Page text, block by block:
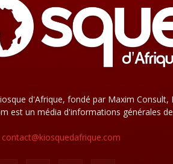
d'Afrique, fondé par Maxim
est un média d'informations générales
contact@kiosquedafrique.com